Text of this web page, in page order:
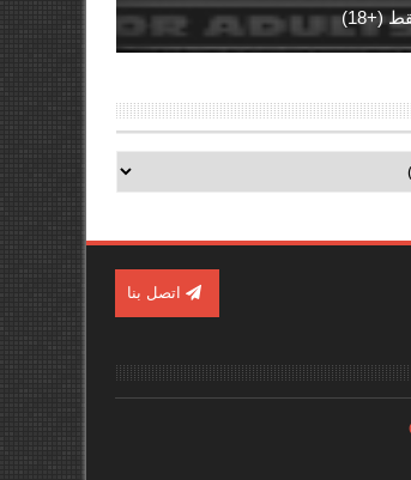
(+18)
اتصل بنا